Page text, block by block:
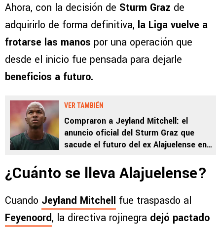
Ahora, con la decisión de Sturm Graz de
adquirirlo de forma definitiva, la Liga vuelve a
frotarse las manos por una operación que
desde el inicio fue pensada para dejarle
beneficios a futuro.
VER TAMBIÉN
Compraron a Jeyland Mitchell: el
anuncio oficial del Sturm Graz que
sacude el futuro del ex Alajuelense en
¿Cuánto se lleva Alajuelense?
Cuando Jeyland Mitchell fue traspasdo al
Feyenoord, la directiva rojinegra dejó pactado